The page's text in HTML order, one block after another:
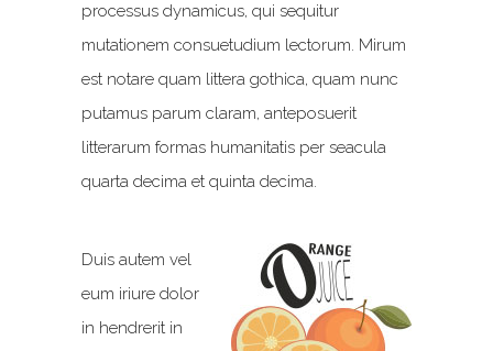
processus dynamicus, qui sequitur
mutationem consuetudium lectorum. Mirum
est notare quam littera gothica, quam nunc
putamus parum claram, anteposuerit
litterarum formas humanitatis per seacula
quarta decima et quinta decima.
Duis autem vel
eum iriure dolor
in hendrerit in